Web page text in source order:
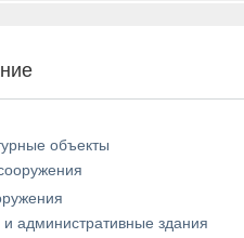
объекты
административные здания